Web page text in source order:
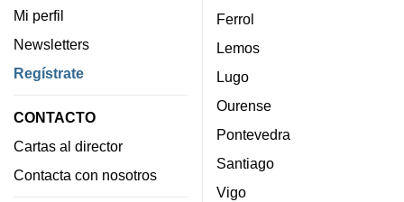
Mi perfil
Newsletters
Regístrate
CONTACTO
Cartas al director
Contacta con nosotros
Ferrol
Lemos
Lugo
Ourense
Pontevedra
Santiago
Vigo